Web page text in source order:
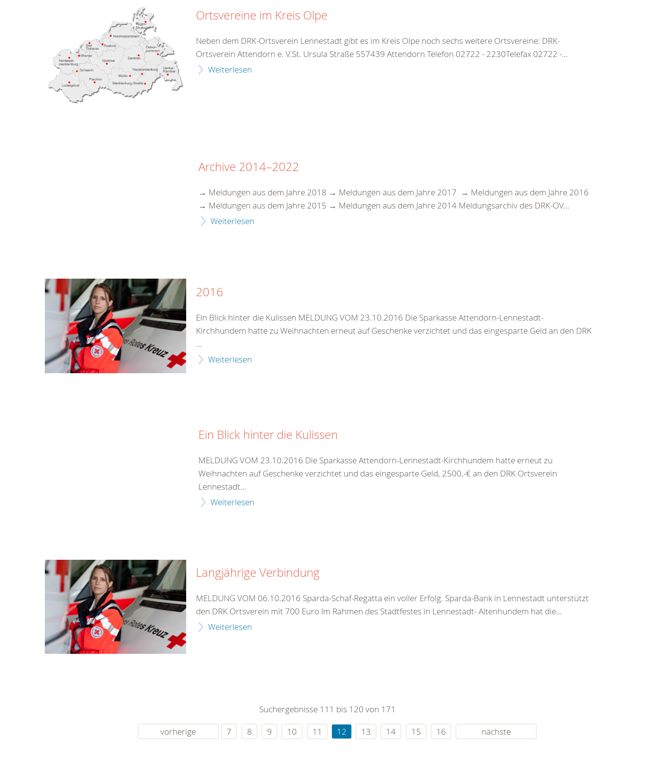
Ortsvereine im Kreis Olpe
Neben dem DRK-Ortsverein Lennestadt gibt es im Kreis Olpe noch sechs weitere Ortsvereine: DRK-
Ortsverein Attendorn e. V.St. Ursula Straße 557439 Attendorn Telefon 02722 - 2230Telefax 02722 -...
Weiterlesen
Archive 2014–2022
→ Meldungen aus dem Jahre 2018 → Meldungen aus dem Jahre 2017 → Meldungen aus dem Jahre 2016
→ Meldungen aus dem Jahre 2015 → Meldungen aus dem Jahre 2014 Meldungsarchiv des DRK-OV...
Weiterlesen
2016
Ein Blick hinter die Kulissen MELDUNG VOM 23.10.2016 Die Sparkasse Attendorn-Lennestadt-
Kirchhundem hatte zu Weihnachten erneut auf Geschenke verzichtet und das eingesparte Geld an den DRK
...
Weiterlesen
Ein Blick hinter die Kulissen
MELDUNG VOM 23.10.2016 Die Sparkasse Attendorn-Lennestadt-Kirchhundem hatte erneut zu
Weihnachten auf Geschenke verzichtet und das eingesparte Geld, 2500,-€ an den DRK Ortsverein
Lennestadt...
Weiterlesen
Langjährige Verbindung
MELDUNG VOM 06.10.2016 Sparda-Schaf-Regatta ein voller Erfolg. Sparda-Bank in Lennestadt unterstützt
den DRK Ortsverein mit 700 Euro Im Rahmen des Stadtfestes in Lennestadt- Altenhundem hat die...
Weiterlesen
Suchergebnisse 111 bis 120 von 171
vorherige
7 8 9 10 11 12 13 14 15 16 nächste